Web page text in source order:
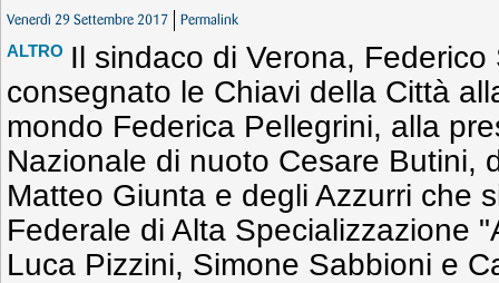
Venerdì 29 Settembre 2017 Permalink
ALTRO Il sindaco di Verona,
consegnato le Chiavi della Città
mondo Federica Pellegrini, alla
Nazionale di nuoto Cesare Butini,
Matteo Giunta e degli Azzurri che
Federale di Alta Specializzazione
Luca Pizzini, Simone Sabbioni e